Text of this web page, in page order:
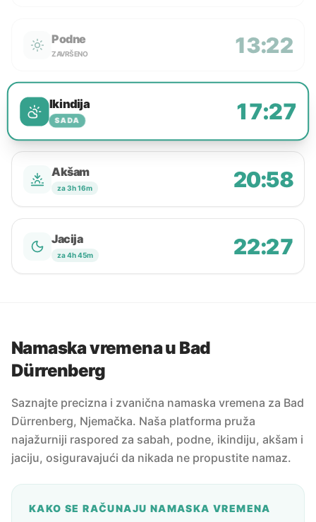
Podne
ZAVRŠENO 13:22
Ikindija
SADA 17:27
Akšam
za 3h 16m 20:58
Jacija
za 4h 45m 22:27
Namaska vremena u Bad
Dürrenberg
Saznajte precizna i zvanična namaska vremena za Bad
Dürrenberg, Njemačka. Naša platforma pruža
najažurniji raspored za sabah, podne, ikindiju, akšam i
jaciju, osiguravajući da nikada ne propustite namaz.
KAKO SE RAČUNAJU NAMASKA VREMENA